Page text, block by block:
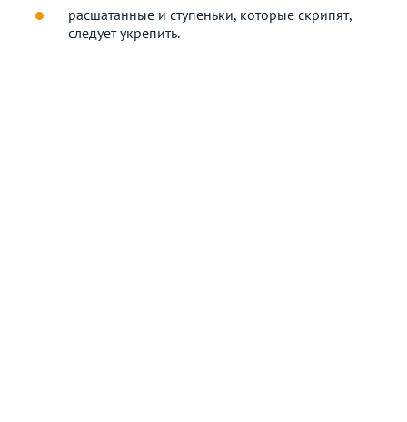
расшатанные и ступеньки, которые скрипят,
следует укрепить.